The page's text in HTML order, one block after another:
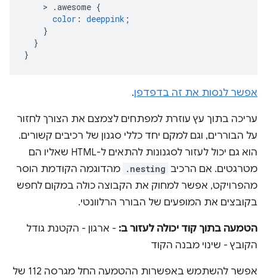
> .awesome {
color : deeppink ;
}
}
}
אפשר לנסות את זה בדפדפן.
עריכה בתוך עץ עוזרת למפתחים לצמצם את הצורך לחזור
על הבוררים, וגם למקם יחד כללי סגנון של רכיבים קשורים.
הוא גם יכול לעזור לסגנונות להתאים ל-HTML שאליו הם
מטרגטים. אם הרכיב .nesting מהדוגמה הקודמת הוסר
מהפרויקט, אפשר למחוק את הקבוצה כולה במקום לחפש
בקובצים את המופעים של הבורר הרלוונטי.
הטמעה בתוך קוד יכולה לעזור ב: - ארגון - הקטנת גודל
הקובץ - שינוי מבנה הקוד
אפשר להשתמש באפשרות ההטמעה החל מגרסה 112 של